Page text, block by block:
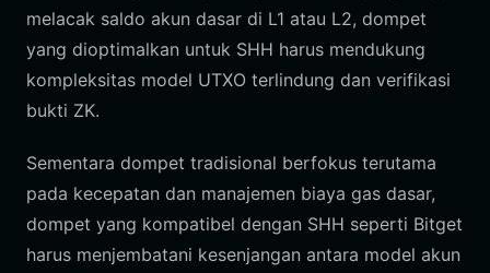
melacak saldo akun dasar di L1 atau L2, dompet
yang dioptimalkan untuk SHH harus mendukung
kompleksitas model UTXO terlindung dan verifikasi
bukti ZK.
Sementara dompet tradisional berfokus terutama
pada kecepatan dan manajemen biaya gas dasar,
dompet yang kompatibel dengan SHH seperti Bitget
harus menjembatani kesenjangan antara model akun